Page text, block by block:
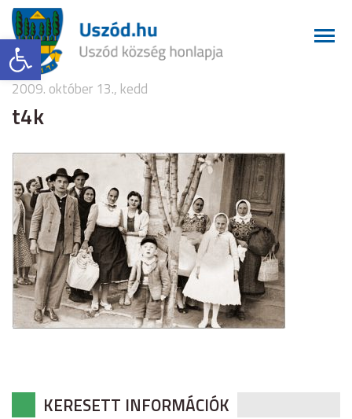
Eszköztár megnyitása
2009. október 13., kedd
t4k
KERESETT INFORMÁCIÓK